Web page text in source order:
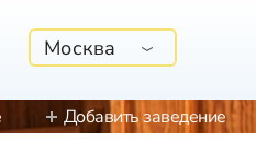
Москва
Добавить заведение